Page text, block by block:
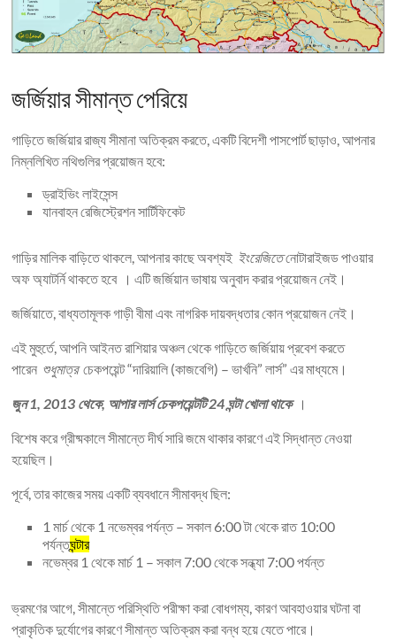
জর্জিয়ার সীমান্ত পেরিয়ে
গাড়িতে জর্জিয়ার রাজ্য সীমানা অতিক্রম করতে, একটি বিদেশী পাসপোর্ট ছাড়াও, আপনার
নিম্নলিখিত নথিগুলির প্রয়োজন হবে:
ড্রাইভিং লাইসেন্স
যানবাহন রেজিস্ট্রেশন সার্টিফিকেট
গাড়ির মালিক বাড়িতে থাকলে, আপনার কাছে অবশ্যই ইংরেজিতেনোটারাইজড পাওয়ার
অফ অ্যাটর্নি থাকতে হবে । এটি জর্জিয়ান ভাষায় অনুবাদ করার প্রয়োজন নেই।
জর্জিয়াতে, বাধ্যতামূলক গাড়ী বীমা এবং নাগরিক দায়বদ্ধতার কোন প্রয়োজন নেই।
এই মুহুর্তে, আপনি আইনত রাশিয়ার অঞ্চল থেকে গাড়িতে জর্জিয়ায় প্রবেশ করতে
পারেন শুধুমাত্রচেকপয়েন্ট “দারিয়ালি (কাজবেগি) – ভার্খনি” লার্স” এর মাধ্যমে।
জুন 1, 2013 থেকে, আপার লার্স চেকপয়েন্টটি 24 ঘন্টা খোলা থাকে।
বিশেষ করে গ্রীষ্মকালে সীমান্তে দীর্ঘ সারি জমে থাকার কারণে এই সিদ্ধান্ত নেওয়া
হয়েছিল।
পূর্বে, তার কাজের সময় একটি ব্যবধানে সীমাবদ্ধ ছিল:
1 মার্চ থেকে 1 নভেম্বর পর্যন্ত – সকাল 6:00 টা থেকে রাত 10:00
পর্যন্তঘন্টার
নভেম্বর 1 থেকে মার্চ 1 – সকাল 7:00 থেকে সন্ধ্যা 7:00 পর্যন্ত
ভ্রমণের আগে, সীমান্তে পরিস্থিতি পরীক্ষা করা বোধগম্য, কারণ আবহাওয়ার ঘটনা বা
প্রাকৃতিক দুর্যোগের কারণে সীমান্ত অতিক্রম করা বন্ধ হয়ে যেতে পারে।